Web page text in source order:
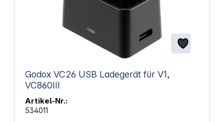
Godox VC26 USB Ladegerät für V1,
VC860III
Artikel-Nr.:
534011